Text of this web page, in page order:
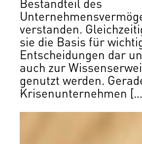
verstanden.
sie die Basis für
Entscheidungen dar
auch zur
genutzt werden.
Krisenunternehmen